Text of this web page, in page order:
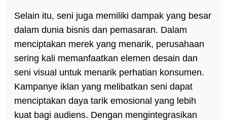
Selain itu, seni juga memiliki dampak yang besar
dalam dunia bisnis dan pemasaran. Dalam
menciptakan merek yang menarik, perusahaan
sering kali memanfaatkan elemen desain dan
seni visual untuk menarik perhatian konsumen.
Kampanye iklan yang melibatkan seni dapat
menciptakan daya tarik emosional yang lebih
kuat bagi audiens. Dengan mengintegrasikan